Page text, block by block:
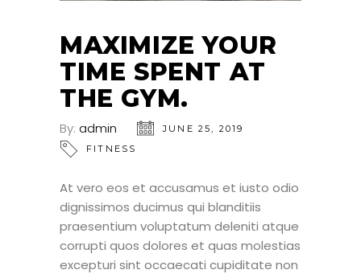
MAXIMIZE YOUR
TIME SPENT AT
THE GYM.
By: admin
JUNE 25, 2019
FITNESS
At vero eos et accusamus et iusto odio
dignissimos ducimus qui blanditiis
praesentium voluptatum deleniti atque
corrupti quos dolores et quas molestias
excepturi sint occaecati cupiditate non